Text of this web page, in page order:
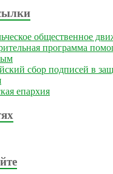
общественное
программа
сбор подписей в
епархия